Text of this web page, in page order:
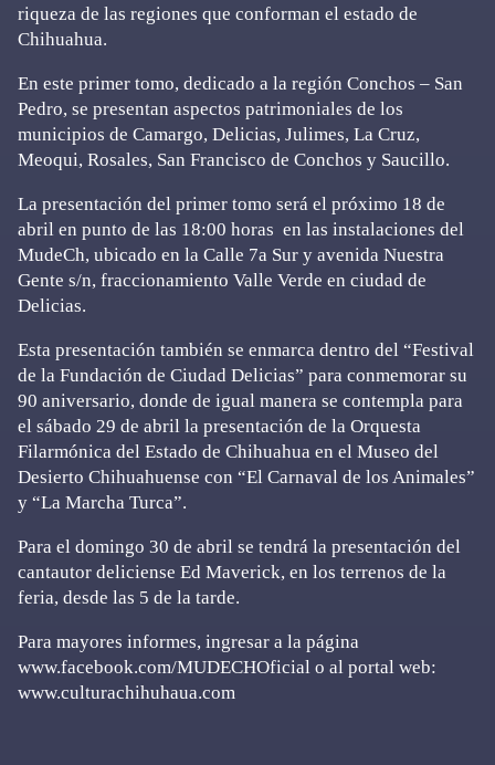
riqueza de las regiones que conforman el estado de
Chihuahua.
En este primer tomo, dedicado a la región Conchos – San
Pedro, se presentan aspectos patrimoniales de los
municipios de Camargo, Delicias, Julimes, La Cruz,
Meoqui, Rosales, San Francisco de Conchos y Saucillo.
La presentación del primer tomo será el próximo 18 de
abril en punto de las 18:00 horas en las instalaciones del
MudeCh, ubicado en la Calle 7a Sur y avenida Nuestra
Gente s/n, fraccionamiento Valle Verde en ciudad de
Delicias.
Esta presentación también se enmarca dentro del “Festival
de la Fundación de Ciudad Delicias” para conmemorar su
90 aniversario, donde de igual manera se contempla para
el sábado 29 de abril la presentación de la Orquesta
Filarmónica del Estado de Chihuahua en el Museo del
Desierto Chihuahuense con “El Carnaval de los Animales”
y “La Marcha Turca”.
Para el domingo 30 de abril se tendrá la presentación del
cantautor deliciense Ed Maverick, en los terrenos de la
feria, desde las 5 de la tarde.
Para mayores informes, ingresar a la página
www.facebook.com/MUDECHOficial o al portal web:
www.culturachihuhaua.com